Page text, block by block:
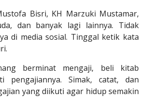
Bisri, KH Marzuki Mustamar,
dan banyak lagi lainnya. Tidak
di media sosial. Tinggal ketik kata
berminat mengaji, beli kitab
pengajiannya. Simak, catat, dan
yang diikuti agar hidup semakin